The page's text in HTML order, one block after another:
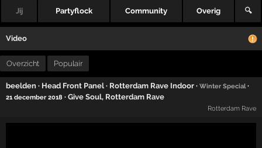
Jij Partyflock Community Overig 🔍
Video
Overzicht Populair
beelden · Head Front Panel · Rotterdam Rave Indoor ·Winter Special·
21 december 2018 ·Give Soul, Rotterdam Rave
Rotterdam Rave